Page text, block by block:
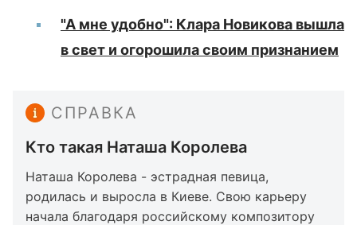
"А мне удобно": Клара Новикова вышла
в свет и огорошила своим признанием
СПРАВКА
Кто такая Наташа Королева
Наташа Королева - эстрадная певица,
родилась и выросла в Киеве. Свою карьеру
начала благодаря российскому композитору